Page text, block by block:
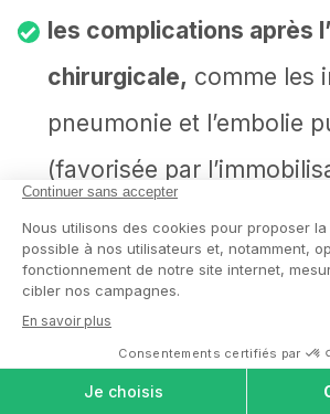
les complications après
chirurgicale, comme les
pneumonie et l’embolie
(favorisée par
L’opération du col du fémur
délicate chez une personne
Néanmoins, le risque de
une fracture du col du
plus élevé chez les
MAISONS DE